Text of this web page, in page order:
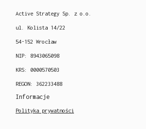
Active Strategy Sp. z o.o.
ul. Kolista 14/22
54-152 Wrocław
NIP: 8943065098
KRS: 0000570503
REGON: 362233488
Informacje
Polityka prywatności